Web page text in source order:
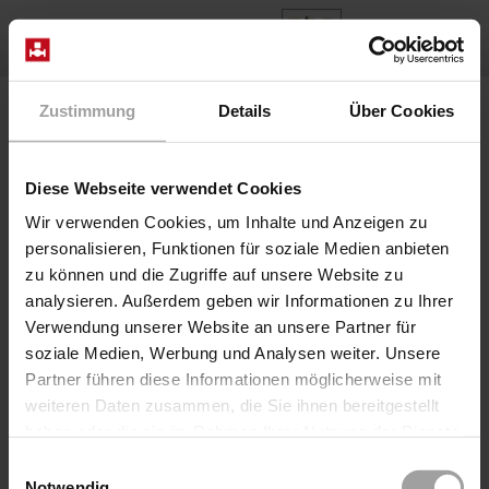
Zustimmung Details Über Cookies
Diese Webseite verwendet Cookies
Wir verwenden Cookies, um Inhalte und Anzeigen zu
personalisieren, Funktionen für soziale Medien anbieten
zu können und die Zugriffe auf unsere Website zu
analysieren. Außerdem geben wir Informationen zu Ihrer
Verwendung unserer Website an unsere Partner für
soziale Medien, Werbung und Analysen weiter. Unsere
Partner führen diese Informationen möglicherweise mit
weiteren Daten zusammen, die Sie ihnen bereitgestellt
DE